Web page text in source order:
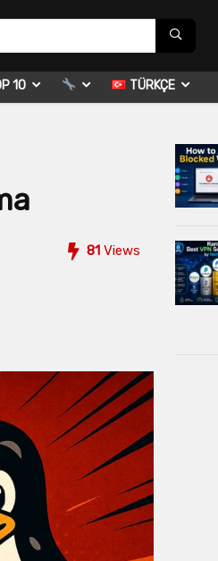
10 TÜRKÇE
81 Views